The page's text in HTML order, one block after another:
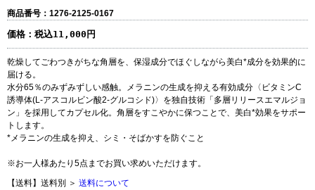
商品番号：1276-2125-0167
価格： 税込11,000円
乾燥してごわつきがちな角層を、保湿成分でほぐしながら美白*成分を効果的に
届ける。
水分65％のみずみずしい感触。メラニンの生成を抑える有効成分〈ビタミンC
誘導体(L-アスコルビン酸2-グルコシド)〉を独自技術「多層リリースエマルジョ
ン」を採用してカプセル化。角層をすこやかに保つことで、美白*効果をサポー
トします。
*メラニンの生成を抑え、シミ・そばかすを防ぐこと
※お一人様あたり5点までお買い求めいただけます。
【送料】送料別 ＞ 送料について